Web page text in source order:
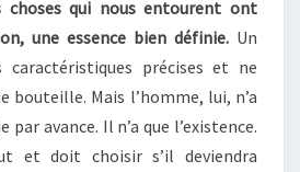
choses qui nous entourent ont
une essence bien définie. Un
caractéristiques précises et ne
bouteille. Mais l’homme, lui, n’a
par avance. Il n’a que l’existence.
et doit choisir s’il deviendra